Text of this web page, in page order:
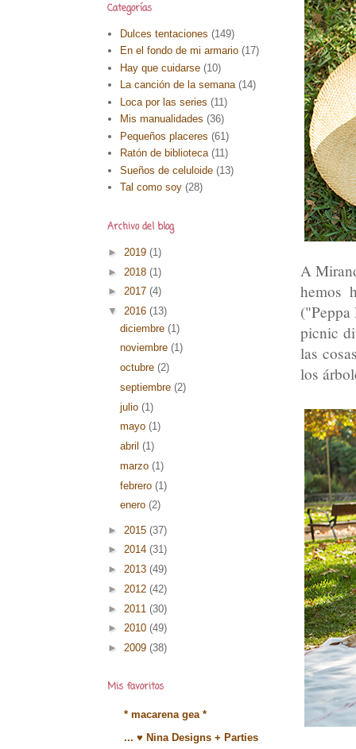
A
hemos
picnic
las
los
Categorías
Dulces tentaciones (149)
En el fondo de mi armario (17)
Hay que cuidarse (10)
La canción de la semana (14)
Loca por las series (11)
Mis manualidades (36)
Pequeños placeres (61)
Ratón de biblioteca (11)
Sueños de celuloide (13)
Tal como soy (28)
Archivo del blog
► 2019 (1)
► 2018 (1)
► 2017 (4)
▼ 2016 (13)
diciembre (1)
noviembre (1)
octubre (2)
septiembre (2)
julio (1)
mayo (1)
abril (1)
marzo (1)
febrero (1)
enero (2)
► 2015 (37)
► 2014 (31)
► 2013 (49)
► 2012 (42)
► 2011 (30)
► 2010 (49)
► 2009 (38)
Mis favoritos
* macarena gea *
... ♥ Nina Designs + Parties